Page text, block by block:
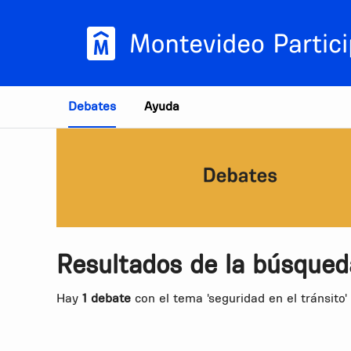
Debates Ayuda
Resultados de la
Hay 1 debate con el tema 'seguridad en el tránsito'